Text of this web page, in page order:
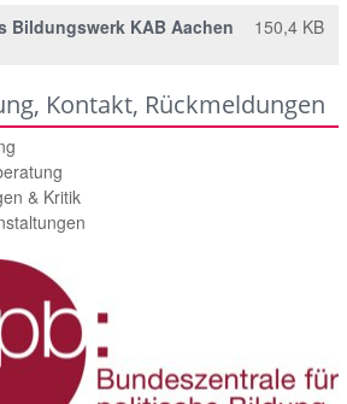
Bildungswerk KAB Aachen 150,4 KB
Kontakt, Rückmeldungen
& Kritik